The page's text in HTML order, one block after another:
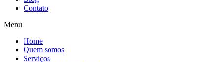
Contato
Menu
Home
Quem somos
Serviços